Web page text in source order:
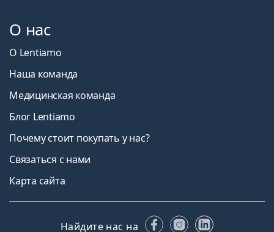
О нас
О Lentiamo
Наша команда
Медицинская команда
Блог Lentiamo
Почему стоит покупать у нас?
Связаться с нами
Карта сайта
Найдите нас на FacebookInstagram
LinkedIn